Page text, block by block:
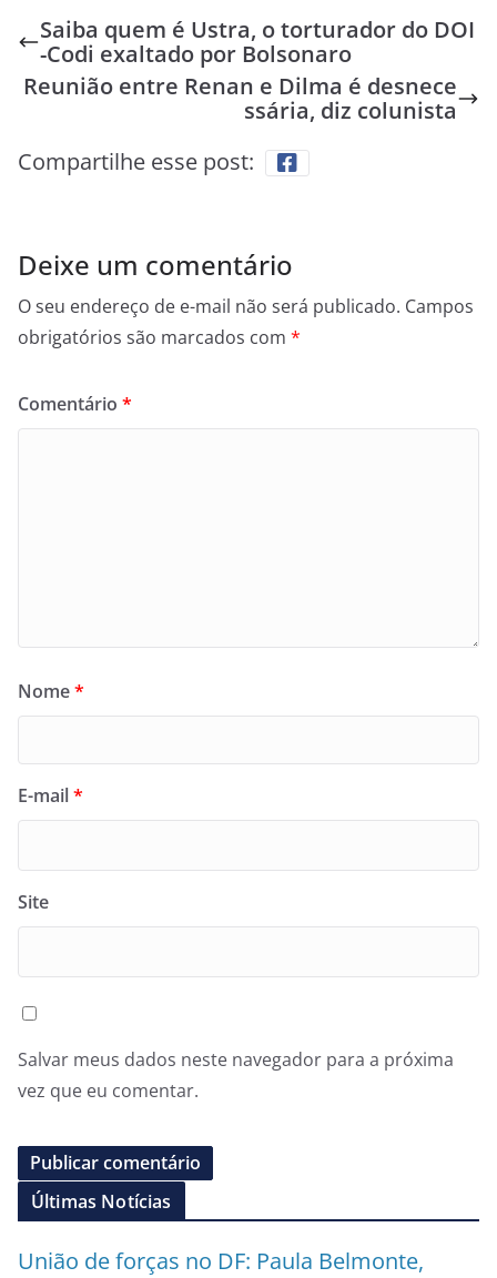
Saiba quem é Ustra, o torturador do DOI
-Codi exaltado por Bolsonaro
Reunião entre Renan e Dilma é desnece
ssária, diz colunista
Compartilhe esse post:
Deixe um comentário
O seu endereço de e-mail não será publicado. Campos
obrigatórios são marcados com *
Comentário *
Nome*
E-mail*
Site
Salvar meus dados neste navegador para a próxima
vez que eu comentar.
Últimas Notícias
União de forças no DF: Paula Belmonte,